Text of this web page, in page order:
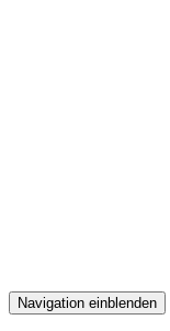
Navigation einblenden